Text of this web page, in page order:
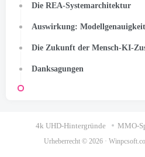
Die REA-Systemarchitektur
Danksagungen
4k UHD-Hintergründe MMO-
Urheberrecht © 2026 ·